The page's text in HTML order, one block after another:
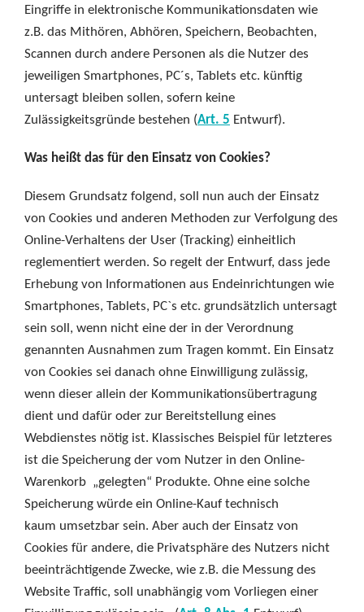
Eingriffe in elektronische Kommunikationsdaten wie
z.B. das Mithören, Abhören, Speichern, Beobachten,
Scannen durch andere Personen als die Nutzer des
jeweiligen Smartphones, PC´s, Tablets etc. künftig
untersagt bleiben sollen, sofern keine
Zulässigkeitsgründe bestehen (Art. 5 Entwurf).
Was heißt das für den Einsatz von Cookies?
Diesem Grundsatz folgend, soll nun auch der Einsatz
von Cookies und anderen Methoden zur Verfolgung des
Online-Verhaltens der User (Tracking) einheitlich
reglementiert werden. So regelt der Entwurf, dass jede
Erhebung von Informationen aus Endeinrichtungen wie
Smartphones, Tablets, PC`s etc. grundsätzlich untersagt
sein soll, wenn nicht eine der in der Verordnung
genannten Ausnahmen zum Tragen kommt. Ein Einsatz
von Cookies sei danach ohne Einwilligung zulässig,
wenn dieser allein der Kommunikationsübertragung
dient und dafür oder zur Bereitstellung eines
Webdienstes nötig ist. Klassisches Beispiel für letzteres
ist die Speicherung der vom Nutzer in den Online-
Warenkorb „gelegten“ Produkte. Ohne eine solche
Speicherung würde ein Online-Kauf technisch
kaum umsetzbar sein. Aber auch der Einsatz von
Cookies für andere, die Privatsphäre des Nutzers nicht
beeinträchtigende Zwecke, wie z.B. die Messung des
Website Traffic, soll unabhängig vom Vorliegen einer